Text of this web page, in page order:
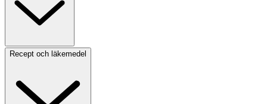
Recept och läkemedel